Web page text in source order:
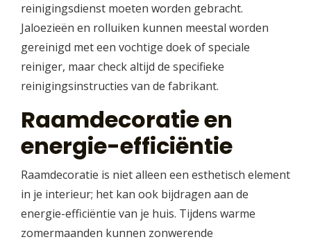
reinigingsdienst moeten worden gebracht.
Jaloezieën en rolluiken kunnen meestal worden
gereinigd met een vochtige doek of speciale
reiniger, maar check altijd de specifieke
reinigingsinstructies van de fabrikant.
Raamdecoratie en
energie-efficiëntie
Raamdecoratie is niet alleen een esthetisch element
in je interieur; het kan ook bijdragen aan de
energie-efficiëntie van je huis. Tijdens warme
zomermaanden kunnen zonwerende